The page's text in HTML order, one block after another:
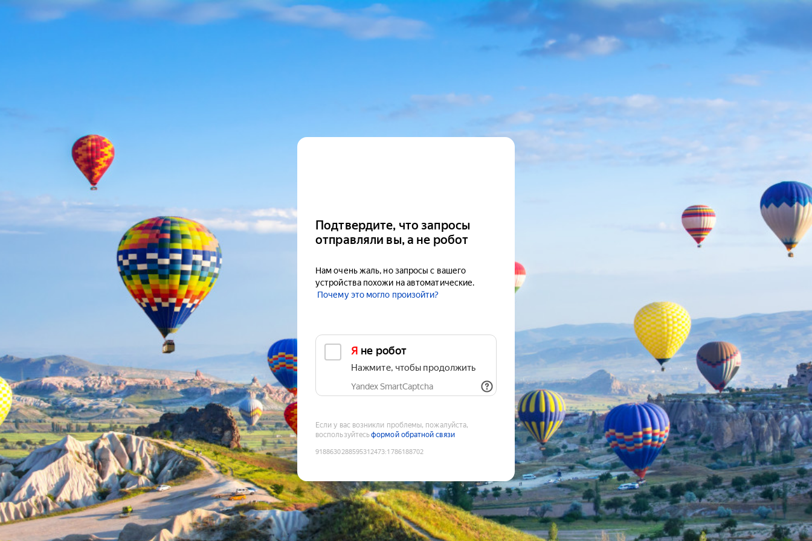
Подтвердите, что запросы
отправляли вы, а не робот
Нам очень жаль, но запросы с вашего
устройства похожи на автоматические.
Почему это могло произойти?
Я не робот
Нажмите, чтобы продолжить
Yandex SmartCaptcha
Если у вас возникли проблемы, пожалуйста,
воспользуйтесьформой обратной связи
9188630288595312473:1786188702